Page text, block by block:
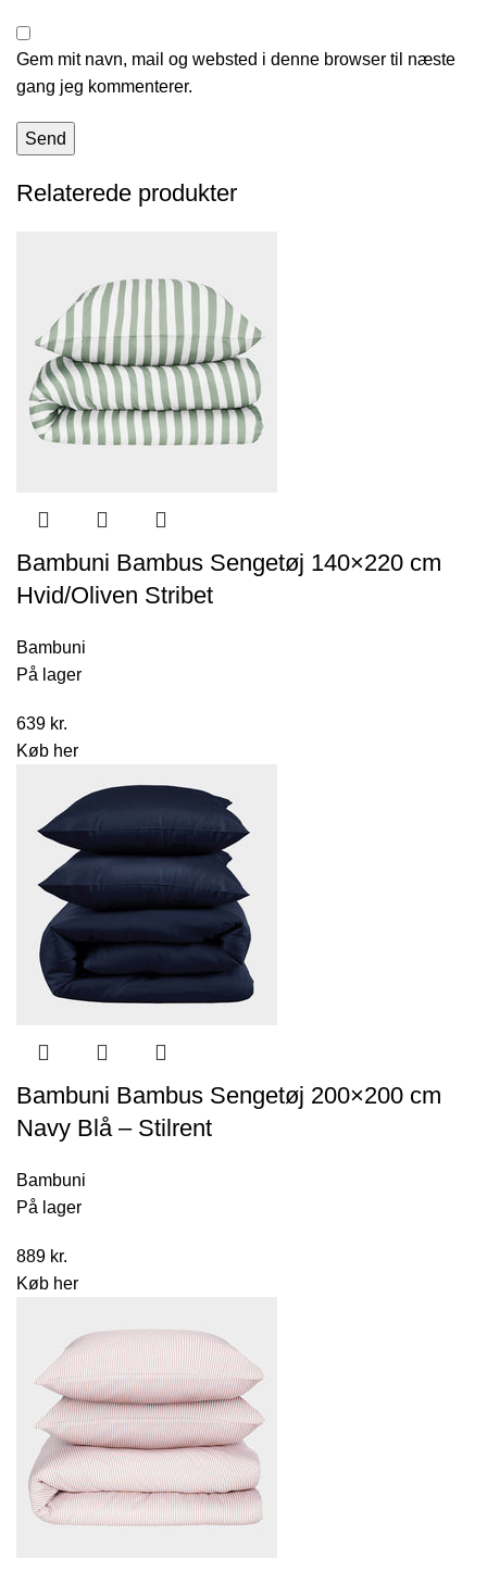
Gem mit navn, mail og websted i denne browser til næste
gang jeg kommenterer.
Relaterede produkter
Bambuni Bambus Sengetøj 140×220 cm
Hvid/Oliven Stribet
Bambuni
På lager
639 kr.
Køb her
Bambuni Bambus Sengetøj 200×200 cm
Navy Blå – Stilrent
Bambuni
På lager
889 kr.
Køb her